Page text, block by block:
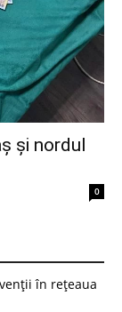
și nordul
0
în rețeaua